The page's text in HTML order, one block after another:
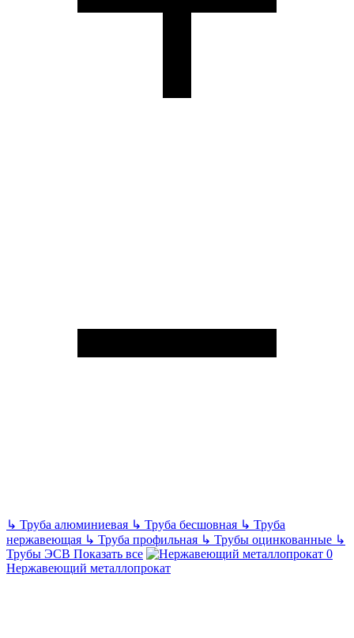
↳ Труба алюминиевая ↳ Труба бесшовная ↳ Труба
нержавеющая ↳ Труба профильная ↳ Трубы оцинкованные ↳
Трубы ЭСВ Показать все
Нержавеющий металлопрокат